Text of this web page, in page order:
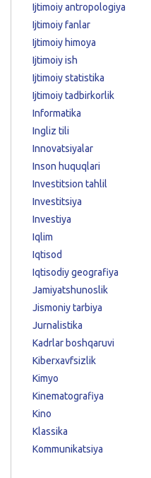
Ijtimoiy antropologiya
Ijtimoiy fanlar
Ijtimoiy himoya
Ijtimoiy ish
Ijtimoiy statistika
Ijtimoiy tadbirkorlik
Informatika
Ingliz tili
Innovatsiyalar
Inson huquqlari
Investitsion tahlil
Investitsiya
Investiya
Iqlim
Iqtisod
Iqtisodiy geografiya
Jamiyatshunoslik
Jismoniy tarbiya
Jurnalistika
Kadrlar boshqaruvi
Kiberxavfsizlik
Kimyo
Kinematografiya
Kino
Klassika
Kommunikatsiya